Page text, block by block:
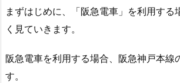
まずはじめに、「阪急電車」を利用する
く見ていきます。
阪急電車を利用する場合、阪急神戸本線
す。